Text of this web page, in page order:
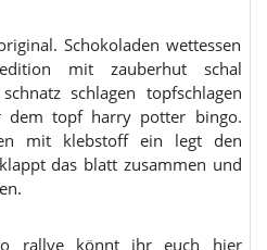
Schokoladen wettessen
mit zauberhut schal
schlagen topfschlagen
dem topf harry potter bingo.
mit klebstoff ein legt den
das blatt zusammen und
rallye könnt ihr euch hier